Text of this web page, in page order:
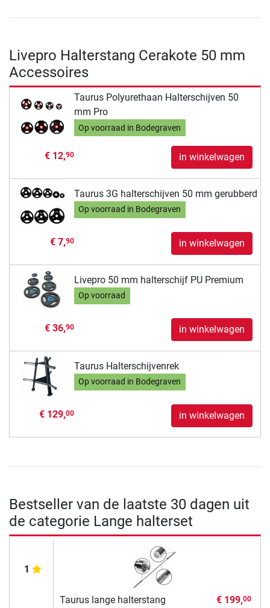
Livepro Halterstang Cerakote 50 mm
Accessoires
Taurus Polyurethaan Halterschijven 50
mm Pro
Op voorraad in Bodegraven
€ 12,90 in winkelwagen
Taurus 3G halterschijven 50 mm gerubberd
Op voorraad in Bodegraven
€ 7,90 in winkelwagen
Livepro 50 mm halterschijf PU Premium
Op voorraad
€ 36,90 in winkelwagen
Taurus Halterschijvenrek
Op voorraad in Bodegraven
€ 129,00 in winkelwagen
Bestseller van de laatste 30 dagen uit
de categorie Lange halterset
1
Taurus lange halterstang
€ 199,00